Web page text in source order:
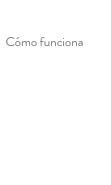
Cómo funciona